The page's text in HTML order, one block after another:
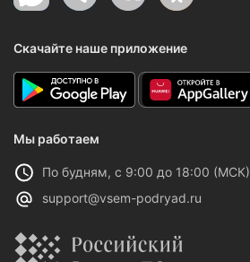
Скачайте наше приложение
Мы работаем
По будням, с 9:00 до 18:00 (МСК)
support@vsem-podryad.ru